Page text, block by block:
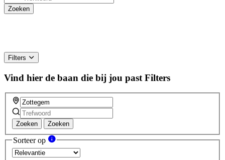
Filters
Vind hier de baan die bij jou past Filters
Zoeken Zoeken
Sorteer op